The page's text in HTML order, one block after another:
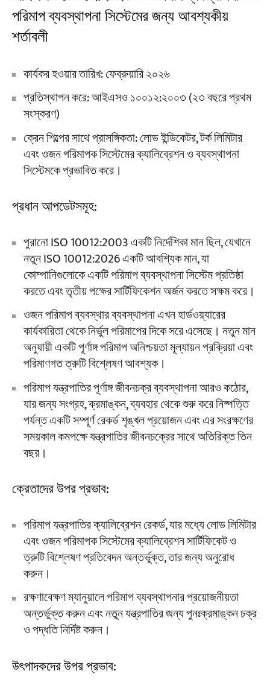
পরিমাপ ব্যবস্থাপনা সিস্টেমের জন্য আবশ্যকীয়
শর্তাবলী
কার্যকর হওয়ার তারিখ: ফেব্রুয়ারি ২০২৬
প্রতিস্থাপন করে: আইএসও ১০০১২:২০০৩ (২৩ বছরে প্রথম
সংস্করণ)
ক্রেন শিল্পের সাথে প্রাসঙ্গিকতা: লোড ইন্ডিকেটর, টর্ক লিমিটার
এবং ওজন পরিমাপক সিস্টেমের ক্যালিব্রেশন ও ব্যবস্থাপনা
সিস্টেমকে প্রভাবিত করে।
প্রধান আপডেটসমূহ:
পুরানো ISO 10012:2003 একটি নির্দেশিকা মান ছিল, যেখানে
নতুন ISO 10012:2026 একটি আবশ্যিক মান, যা
কোম্পানিগুলোকে একটি পরিমাপ ব্যবস্থাপনা সিস্টেম প্রতিষ্ঠা
করতে এবং তৃতীয় পক্ষের সার্টিফিকেশন অর্জন করতে সক্ষম করে।
ওজন পরিমাপ ব্যবস্থার ব্যবস্থাপনা এখন হার্ডওয়্যারের
কার্যকারিতা থেকে নির্ভুল পরিমাপের দিকে সরে এসেছে। নতুন মান
অনুযায়ী একটি পূর্ণাঙ্গ পরিমাপ অনিশ্চয়তা মূল্যায়ন প্রক্রিয়া এবং
পরিমাণগত ত্রুটি বিশ্লেষণ আবশ্যক।
পরিমাপ যন্ত্রপাতির পূর্ণাঙ্গ জীবনচক্র ব্যবস্থাপনা আরও কঠোর,
যার জন্য সংগ্রহ, ক্রমাঙ্কন, ব্যবহার থেকে শুরু করে নিষ্পত্তি
পর্যন্ত একটি সম্পূর্ণ রেকর্ড শৃঙ্খল প্রয়োজন এবং এর সংরক্ষণের
সময়কাল কমপক্ষে যন্ত্রপাতির জীবনচক্রের সাথে অতিরিক্ত তিন
বছর।
ক্রেতাদের উপর প্রভাব:
পরিমাপ যন্ত্রপাতির ক্যালিব্রেশন রেকর্ড, যার মধ্যে লোড লিমিটার
এবং ওজন পরিমাপক সিস্টেমের ক্যালিব্রেশন সার্টিফিকেট ও
ত্রুটি বিশ্লেষণ প্রতিবেদন অন্তর্ভুক্ত, তার জন্য অনুরোধ
করুন।
রক্ষণাবেক্ষণ ম্যানুয়ালে পরিমাপ ব্যবস্থাপনার প্রয়োজনীয়তা
অন্তর্ভুক্ত করুন এবং নতুন যন্ত্রপাতির জন্য পুনঃক্রমাঙ্কন চক্র
ও পদ্ধতি নির্দিষ্ট করুন।
উৎপাদকদের উপর প্রভাব: